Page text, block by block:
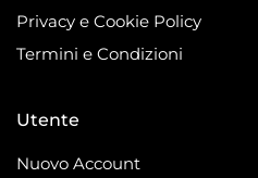
Privacy e Cookie Policy
Termini e Condizioni
Utente
Nuovo Account